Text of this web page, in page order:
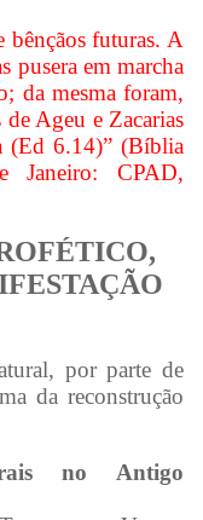
bênçãos futuras. A
pusera em marcha
da mesma foram,
Ageu e Zacarias
(Ed 6.14)” (Bíblia
Janeiro: CPAD,
por parte de
da reconstrução
no Antigo